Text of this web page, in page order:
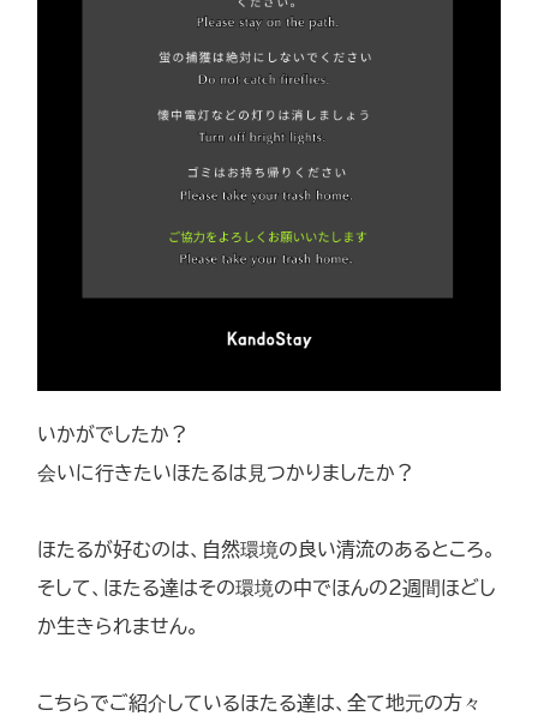
いかがでしたか？
会いに行きたいほたるは見つかりましたか？
ほたるが好むのは、自然環境の良い清流のあるところ。
そして、ほたる達はその環境の中でほんの2週間ほどし
か生きられません。
こちらでご紹介しているほたる達は、全て地元の方々